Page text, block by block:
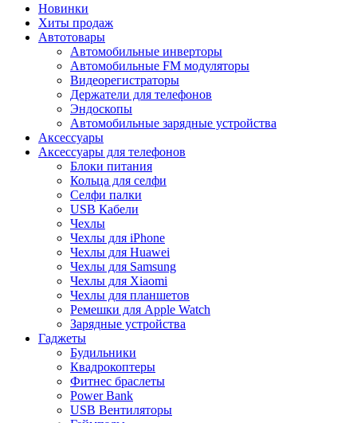
Новинки
Хиты продаж
Автотовары
Автомобильные инверторы
Автомобильные FM модуляторы
Видеорегистраторы
Держатели для телефонов
Эндоскопы
Автомобильные зарядные устройства
Аксессуары
Аксессуары для телефонов
Блоки питания
Кольца для селфи
Селфи палки
USB Кабели
Чехлы
Чехлы для iPhone
Чехлы для Huawei
Чехлы для Samsung
Чехлы для Xiaomi
Чехлы для планшетов
Ремешки для Apple Watch
Зарядные устройства
Гаджеты
Будильники
Квадрокоптеры
Фитнес браслеты
Power Bank
USB Вентиляторы